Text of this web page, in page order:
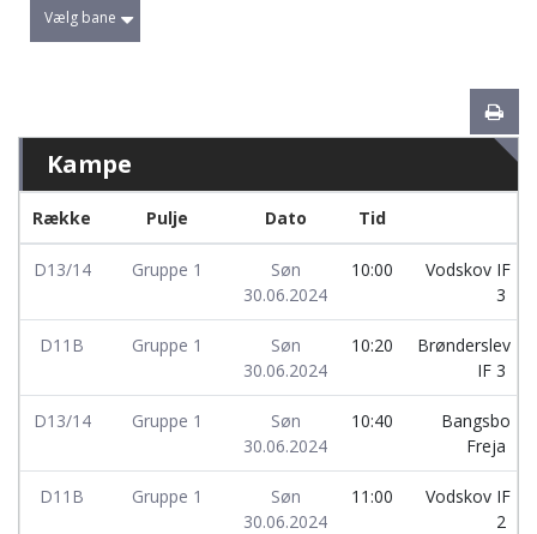
Vælg bane
Kampe
Række Pulje Dato Tid
D13/14 Gruppe 1
Søn
30.06.2024
10:00
Vodskov IF
3
D11B Gruppe 1
Søn
30.06.2024
10:20
Brønderslev
IF 3
D13/14 Gruppe 1
Søn
30.06.2024
10:40
Bangsbo
Freja
D11B Gruppe 1
Søn
30.06.2024
11:00
Vodskov IF
2